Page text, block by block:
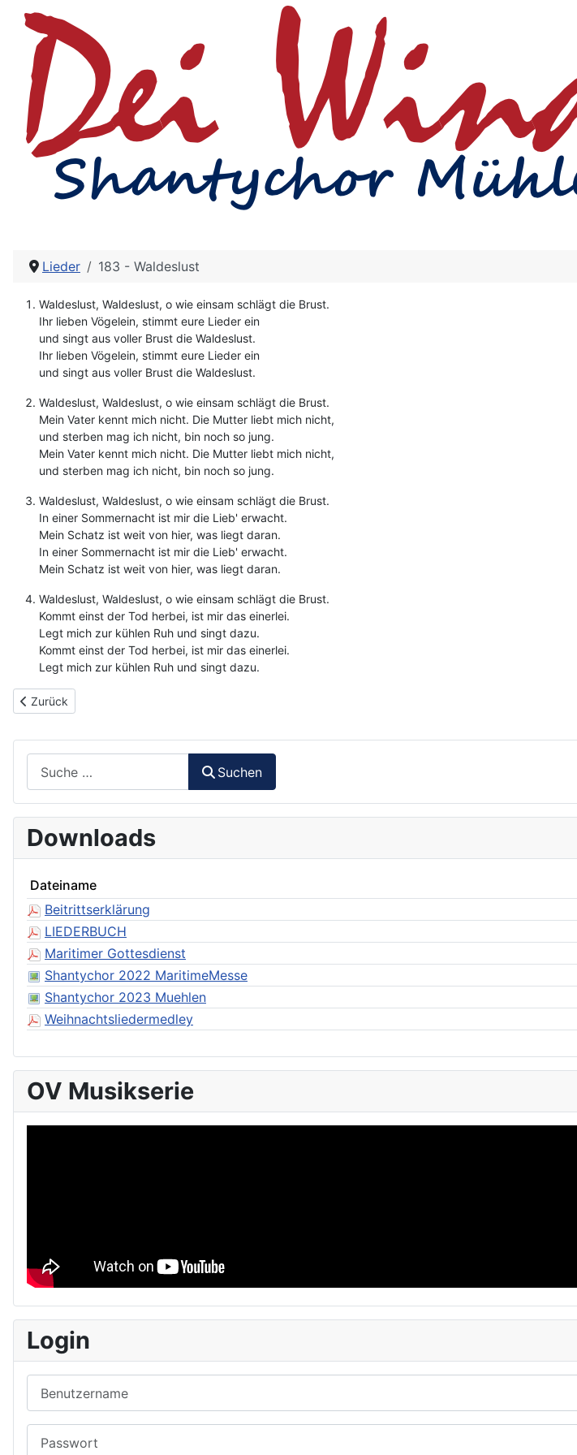
Lieder 183 - Waldeslust
Waldeslust, Waldeslust, o wie einsam schlägt die Brust.
Ihr lieben Vögelein, stimmt eure Lieder ein
und singt aus voller Brust die Waldeslust.
Ihr lieben Vögelein, stimmt eure Lieder ein
und singt aus voller Brust die Waldeslust.
Waldeslust, Waldeslust, o wie einsam schlägt die Brust.
Mein Vater kennt mich nicht. Die Mutter liebt mich nicht,
und sterben mag ich nicht, bin noch so jung.
Mein Vater kennt mich nicht. Die Mutter liebt mich nicht,
und sterben mag ich nicht, bin noch so jung.
Waldeslust, Waldeslust, o wie einsam schlägt die Brust.
In einer Sommernacht ist mir die Lieb' erwacht.
Mein Schatz ist weit von hier, was liegt daran.
In einer Sommernacht ist mir die Lieb' erwacht.
Mein Schatz ist weit von hier, was liegt daran.
Waldeslust, Waldeslust, o wie einsam schlägt die Brust.
Kommt einst der Tod herbei, ist mir das einerlei.
Legt mich zur kühlen Ruh und singt dazu.
Kommt einst der Tod herbei, ist mir das einerlei.
Legt mich zur kühlen Ruh und singt dazu.
Vorheriger Beitrag: 182 - Die Getränke sind frei
Zurück
Suchen
Downloads
Dateiname
Beitrittserklärung
LIEDERBUCH
Maritimer Gottesdienst
Shantychor 2022 MaritimeMesse
Shantychor 2023 Muehlen
Weihnachtsliedermedley
OV Musikserie
Login